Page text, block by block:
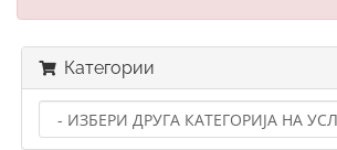
Категории